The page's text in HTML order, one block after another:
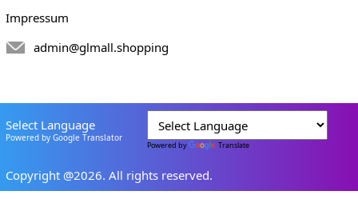
Impressum
admin@glmall.shopping
Select Language
Powered by Google Translator
Powered by Translate
Copyright @2026. All rights reserved.